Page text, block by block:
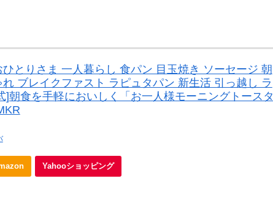
ひとりさま 一人暮らし 食パン 目玉焼き ソーセージ 朝
れ ブレイクファスト ラピュタパン 新生活 引っ越し ラ
]朝食を手軽においしく「お一人様モーニングトースタ
Yahooショッピング